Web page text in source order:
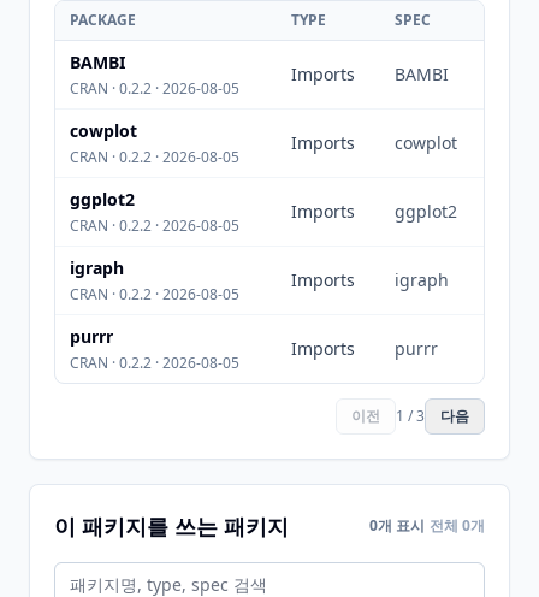
PACKAGE TYPE SPEC
BAMBI
CRAN · 0.2.2 · 2026-08-05
Imports BAMBI
cowplot
CRAN · 0.2.2 · 2026-08-05
Imports cowplot
ggplot2
CRAN · 0.2.2 · 2026-08-05
Imports ggplot2
igraph
CRAN · 0.2.2 · 2026-08-05
Imports igraph
purrr
CRAN · 0.2.2 · 2026-08-05
Imports purrr
이전 1 / 3 다음
이 패키지를 쓰는 패키지 0개 표시 전체 0개